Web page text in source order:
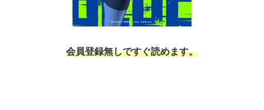
会員登録無しですぐ読めます。